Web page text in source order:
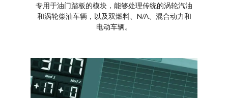
专用于油门踏板的模块，能够处理传统的涡轮汽油
和涡轮柴油车辆，以及双燃料、N/A、混合动力和
电动车辆。